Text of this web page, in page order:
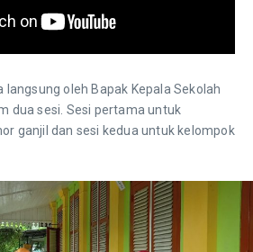
langsung oleh Bapak Kepala Sekolah
dua sesi. Sesi pertama untuk
ganjil dan sesi kedua untuk kelompok